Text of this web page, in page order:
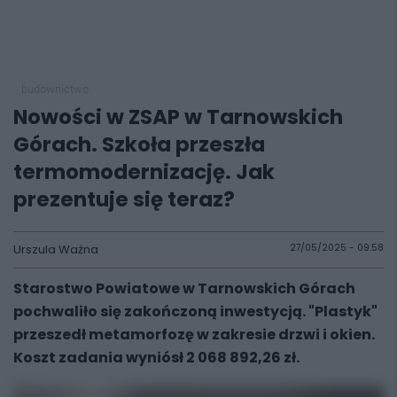
Nowości w ZSAP w Tarnowskich
Górach. Szkoła przeszła
termomodernizację. Jak
prezentuje się teraz?
Urszula Ważna 27/05/2025 - 09:58
Starostwo Powiatowe w Tarnowskich Górach
pochwaliło się zakończoną inwestycją. "Plastyk"
przeszedł metamorfozę w zakresie drzwi i okien.
Koszt zadania wyniósł 2 068 892,26 zł.